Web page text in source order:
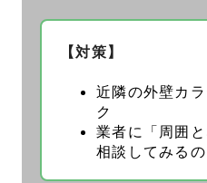
【対策】
近隣の外壁カ
ク
業者に「周囲
相談してみる